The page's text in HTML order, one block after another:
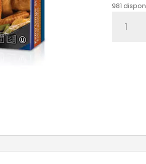
981
para